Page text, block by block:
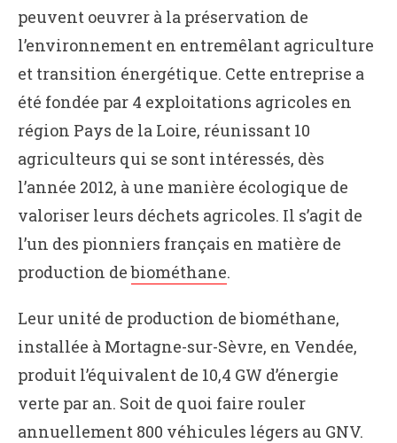
peuvent oeuvrer à la préservation de
l’environnement en entremêlant agriculture
et transition énergétique. Cette entreprise a
été fondée par 4 exploitations agricoles en
région Pays de la Loire, réunissant 10
agriculteurs qui se sont intéressés, dès
l’année 2012, à une manière écologique de
valoriser leurs déchets agricoles. Il s’agit de
l’un des pionniers français en matière de
production debiométhane.
Leur unité de production de biométhane,
installée à Mortagne-sur-Sèvre, en Vendée,
produit l’équivalent de 10,4 GW d’énergie
verte par an. Soit de quoi faire rouler
annuellement 800 véhicules légers au GNV.